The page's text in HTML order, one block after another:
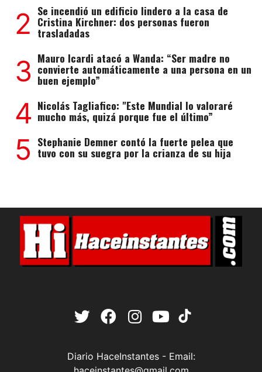
2 Se incendió un edificio lindero a la casa de
Cristina Kirchner: dos personas fueron
trasladadas
3 Mauro Icardi atacó a Wanda: “Ser madre no
convierte automáticamente a una persona en un
buen ejemplo”
4 Nicolás Tagliafico: "Este Mundial lo valoraré
mucho más, quizá porque fue el último”
5 Stephanie Demner contó la fuerte pelea que
tuvo con su suegra por la crianza de su hija
Diario HaceInstantes - Email: